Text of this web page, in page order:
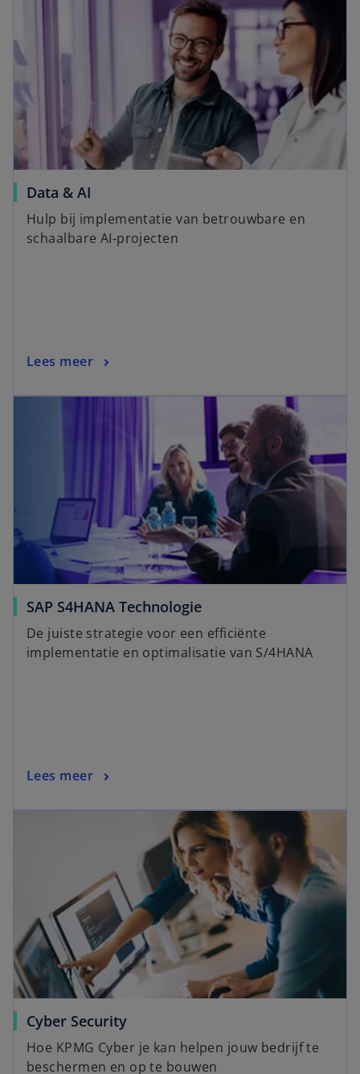
Data & AI
Hulp bij implementatie van betrouwbare en
schaalbare AI‑projecten
Lees meer
SAP S4HANA Technologie
De juiste strategie voor een efficiënte
implementatie en optimalisatie van S/4HANA
Lees meer
Cyber Security
Hoe KPMG Cyber je kan helpen jouw bedrijf te
beschermen en op te bouwen